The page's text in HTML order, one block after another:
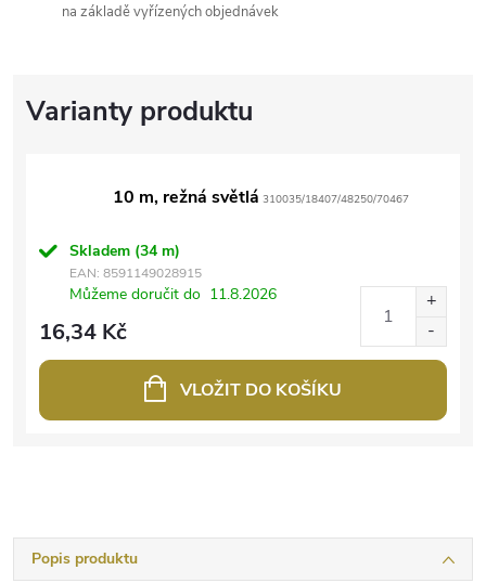
na základě vyřízených objednávek
10 m, režná světlá 310035/18407/48250/70467
Skladem (34 m)
EAN: 8591149028915
Můžeme doručit do 11.8.2026
16,34 Kč
VLOŽIT DO KOŠÍKU
Popis produktu